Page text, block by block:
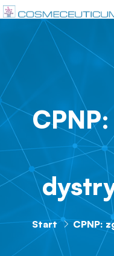
Start CPNP: